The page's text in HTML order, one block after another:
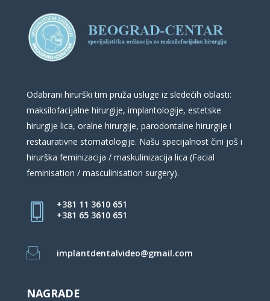
Odabrani hirurški tim pruža usluge iz sledećih oblasti:
maksilofacijalne hirurgije, implantologije, estetske
hirurgije lica, oralne hirurgije, parodontalne hirurgije i
restaurativne stomatologije. Našu specijalnost čini još i
hirurška feminizacija / maskulinizacija lica (Facial
feminisation / masculinisation surgery).
+381 11 3610 651
+381 65 3610 651
implantdentalvideo@gmail.com
NAGRADE